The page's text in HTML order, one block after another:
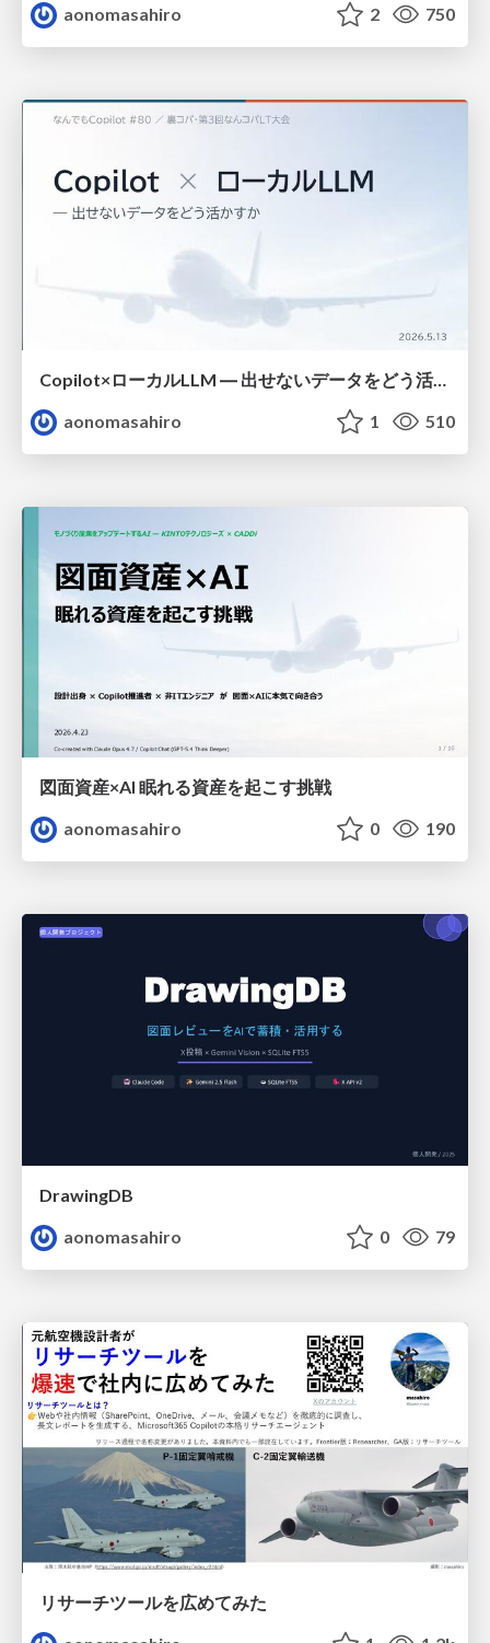
aonomasahiro
2 750
Copilot×ローカルLLM ― 出せないデータをどう活かすか
aonomasahiro
1 510
図面資産×AI 眠れる資産を起こす挑戦
aonomasahiro
0 190
DrawingDB
aonomasahiro
0 79
リサーチツールを広めてみた